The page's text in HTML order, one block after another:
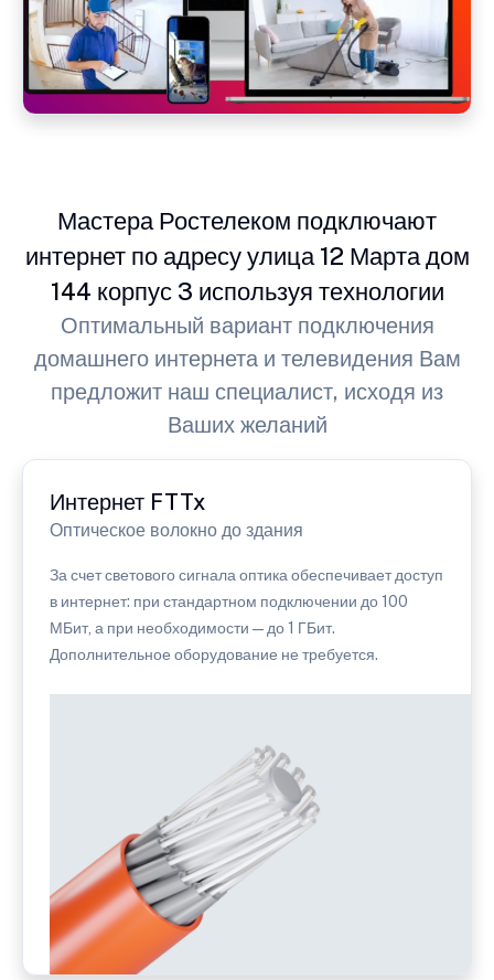
Мастера Ростелеком подключают
интернет по адресу улица 12 Марта дом
144 корпус 3 используя технологии
Оптимальный вариант подключения
домашнего интернета и телевидения Вам
предложит наш специалист, исходя из
Ваших желаний
Интернет FTTx
Оптическое волокно до здания
За счет светового сигнала оптика обеспечивает доступ
в интернет: при стандартном подключении до 100
МБит, а при необходимости — до 1 ГБит.
Дополнительное оборудование не требуется.